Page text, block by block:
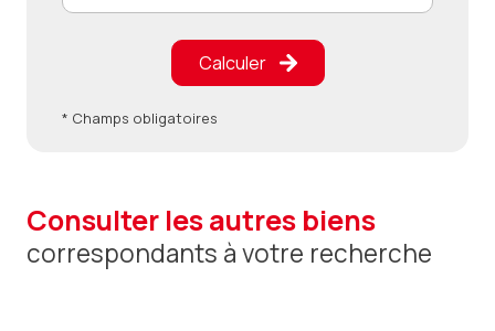
Calculer
* Champs obligatoires
consulter les autres biens
correspondants à votre recherche